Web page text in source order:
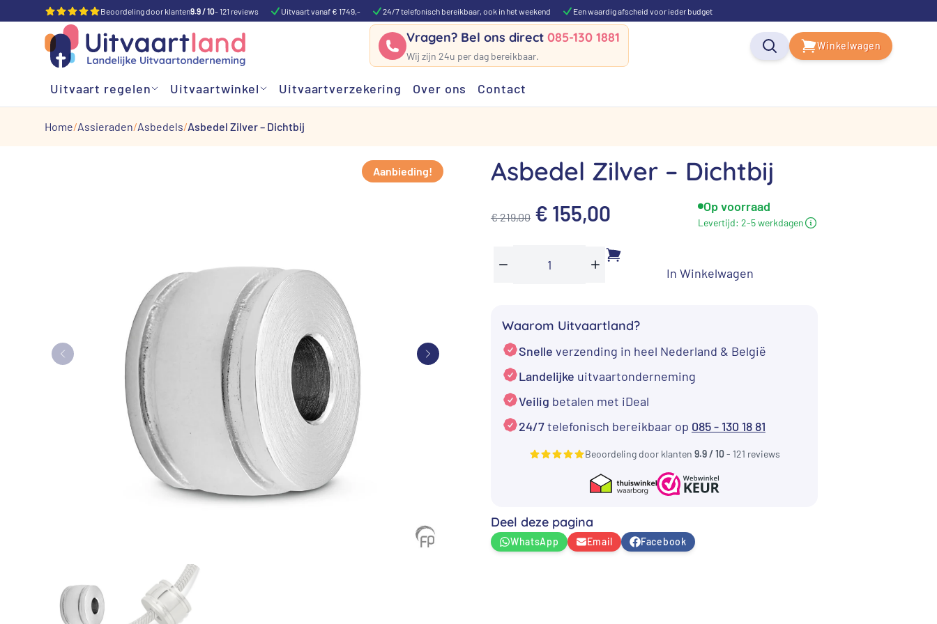
Beoordeling door klanten9.9 / 10- 121 reviews Uitvaart vanaf € 1749,- 24/7 telefonisch bereikbaar, ook in het weekend Een waardig afscheid voor ieder budget
Vragen? Bel ons direct085-130 1881
Wij zijn 24u per dag bereikbaar.
Winkelwagen
Uitvaart regelen Uitvaartwinkel Uitvaartverzekering Over ons Contact
Home Assieraden Asbedels Asbedel Zilver – Dichtbij
Aanbieding! Asbedel Zilver – Dichtbij
€219,00 Oorspronkelijke
was:
€ 155,00Huidige
is:
Op voorraad
Levertijd: 2-5 werkdagen
Dichtbij
aantal
In Winkelwagen
Waarom Uitvaartland?
Snelle verzending in heel Nederland & België
Landelijke uitvaartonderneming
Veilig betalen met iDeal
24/7telefonisch bereikbaar op 085 - 130 18 81
Beoordeling door klanten 9.9 / 10- 121 reviews
Deel deze pagina
WhatsApp Email Facebook